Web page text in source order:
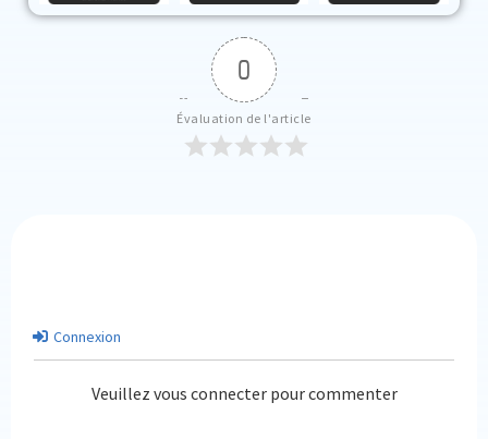
0
Évaluation de l'article
Connexion
Veuillez vous connecter pour commenter